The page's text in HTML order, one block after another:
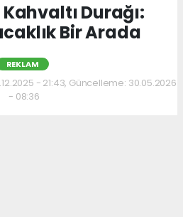
Durağı:
Bir Arada
REKLAM
- 21:43, Güncelleme: 30.05.2026
- 08:36